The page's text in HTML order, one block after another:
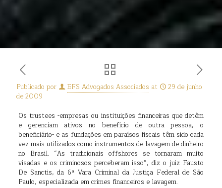
Publicado por EFS Advogados Associados at
29 de junho
de 2009
Os trustees -empresas ou instituições financeiras que detêm
e gerenciam ativos no benefício de outra pessoa, o
beneficiário- e as fundações em paraísos fiscais têm sido cada
vez mais utilizados como instrumentos de lavagem de dinheiro
no Brasil. “As tradicionais offshores se tornaram muito
visadas e os criminosos perceberam isso”, diz o juiz Fausto
De Sanctis, da 6ª Vara Criminal da Justiça Federal de São
Paulo, especializada em crimes financeiros e lavagem.